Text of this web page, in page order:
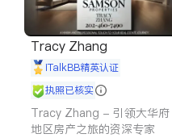
Tracy Zhang
iTalkBB精英认证
执照已核实
Tracy Zhang - 引领大华府
地区房产之旅的资深专家